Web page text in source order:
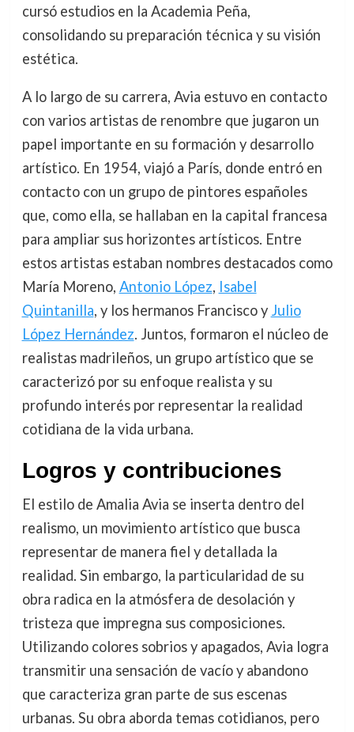
cursó estudios en la Academia Peña,
consolidando su preparación técnica y su visión
estética.
A lo largo de su carrera, Avia estuvo en contacto
con varios artistas de renombre que jugaron un
papel importante en su formación y desarrollo
artístico. En 1954, viajó a París, donde entró en
contacto con un grupo de pintores españoles
que, como ella, se hallaban en la capital francesa
para ampliar sus horizontes artísticos. Entre
estos artistas estaban nombres destacados como
María Moreno, Antonio López, Isabel
Quintanilla, y los hermanos Francisco y Julio
López Hernández. Juntos, formaron el núcleo de
realistas madrileños, un grupo artístico que se
caracterizó por su enfoque realista y su
profundo interés por representar la realidad
cotidiana de la vida urbana.
Logros y contribuciones
El estilo de Amalia Avia se inserta dentro del
realismo, un movimiento artístico que busca
representar de manera fiel y detallada la
realidad. Sin embargo, la particularidad de su
obra radica en la atmósfera de desolación y
tristeza que impregna sus composiciones.
Utilizando colores sobrios y apagados, Avia logra
transmitir una sensación de vacío y abandono
que caracteriza gran parte de sus escenas
urbanas. Su obra aborda temas cotidianos, pero